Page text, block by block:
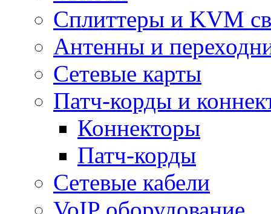
Сплиттеры и KVM
Антенны и
Сетевые карты
Патч-корды и
Коннекторы
Патч-корды
Сетевые кабели